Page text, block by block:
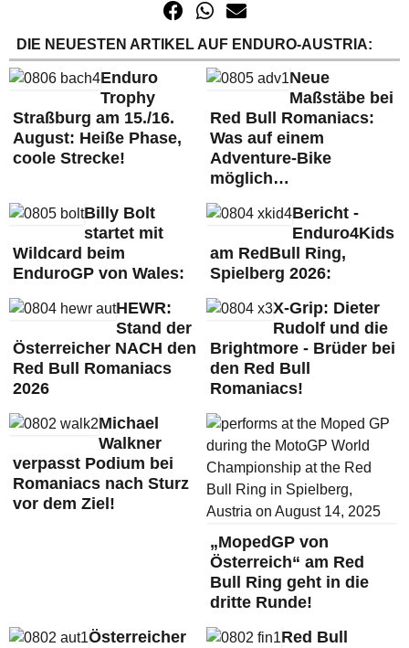
DIE NEUESTEN ARTIKEL AUF ENDURO-AUSTRIA:
Enduro
Trophy
Straßburg am 15./16.
August: Heiße Phase,
coole Strecke!
Neue
Maßstäbe bei
Red Bull Romaniacs:
Was auf einem
Adventure-Bike
möglich…
Billy Bolt
startet mit
Wildcard beim
EnduroGP von Wales:
Bericht -
Enduro4Kids
am RedBull Ring,
Spielberg 2026:
HEWR:
Stand der
Österreicher NACH den
Red Bull Romaniacs
2026
X-Grip: Dieter
Rudolf und die
Brightmore - Brüder bei
den Red Bull
Romaniacs!
Michael
Walkner
verpasst Podium bei
Romaniacs nach Sturz
vor dem Ziel!
„MopedGP von
Österreich“ am Red
Bull Ring geht in die
dritte Runde!
Österreicher
Red Bull